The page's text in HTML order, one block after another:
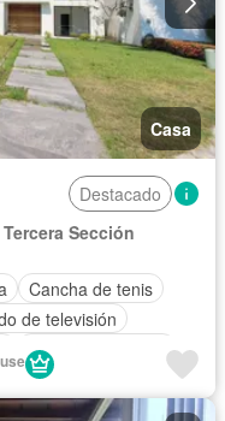
Casa
Destacado
Sección
Cancha de tenis
de televisión
Cuarto de servicio
natural
Zonas verdes